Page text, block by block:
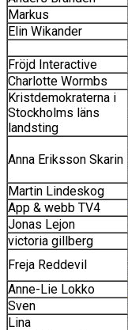
Markus
Elin Wikander
Fröjd Interactive
Charlotte Wormbs
Kristdemokraterna i
Stockholms läns
landsting
Anna Eriksson Skarin
Martin Lindeskog
App & webb TV4
Jonas Lejon
victoria gillberg
Freja Reddevil
Anne-Lie Lokko
Sven
Lina